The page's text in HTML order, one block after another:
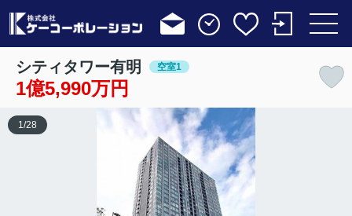
シティタワー有明 空室1
1億5,990万円
1 /28